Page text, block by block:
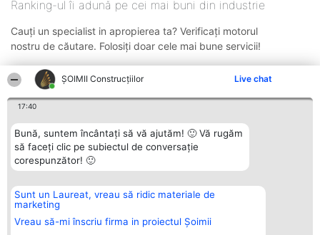
ȘOIMII Construcțiilor Live chat
17:40
Bună, suntem încântați să vă ajutăm! 🙂 Vă rugăm
să faceți clic pe subiectul de conversație
corespunzător! 🙂
Sunt un Laureat, vreau să ridic materiale de
marketing
Vreau să-mi înscriu firma in proiectul Șoimii
Ranking-ul îi adună pe cei mai buni din industrie
Cauți un specialist in apropierea ta? Verificați motorul
nostru de căutare. Folosiți doar cele mai bune servicii!
Organizator Ranking
BRIGHT SOLUTIONS BR SRL
Aleea Timisul De Sus 2 Bl. A30
Sc. A Et. 4 Ap. 13 Cod 061952
Plebiscyt
Lista Tuturor
Laureaților
Contact